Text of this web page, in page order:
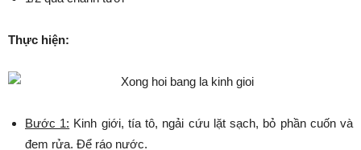
Thực hiện:
Bước 1: Kinh giới, tía tô, ngải cứu lặt sạch, bỏ phần cuốn và
đem rửa. Để ráo nước.